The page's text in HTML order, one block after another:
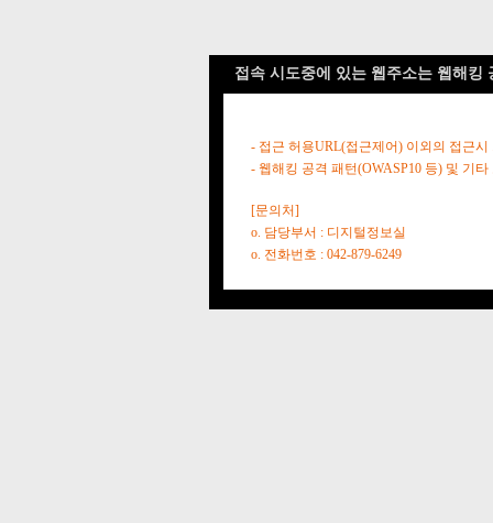
접속 시도중에 있는 웹주소는 웹해킹
- 접근 허용URL(접근제어) 이외의 접근시
- 웹해킹 공격 패턴(OWASP10 등) 및 기
[문의처]
o. 담당부서 : 디지털정보실
o. 전화번호 : 042-879-6249